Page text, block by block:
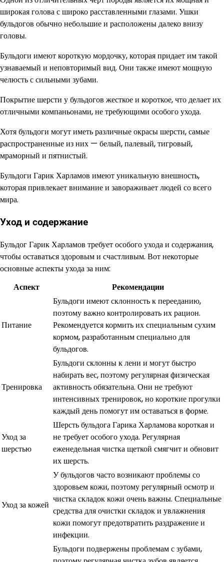
широкая голова с широко расставленными глазами. Ушки
бульдогов обычно небольшие и расположены далеко внизу
головы.
Бульдоги имеют короткую мордочку, которая придает им такой
узнаваемый и неповторимый вид. Они также имеют мощную
челюсть с сильными зубами.
Покрытие шерсти у бульдогов жесткое и короткое, что делает их
отличными компаньонами, не требующими особого ухода.
Хотя бульдоги могут иметь различные окрасы шерсти, самые
распространенные из них — белый, палевый, тигровый,
мраморный и пятнистый.
Бульдоги Гарик Харламов имеют уникальную внешность,
которая привлекает внимание и завораживает людей со всего
мира.
Уход и содержание
Бульдог Гарик Харламов требует особого ухода и содержания,
чтобы оставаться здоровым и счастливым. Вот некоторые
основные аспекты ухода за ним:
Аспект
Рекомендации
Питание
Бульдоги имеют склонность к перееданию,
поэтому важно контролировать их рацион.
Рекомендуется кормить их специальным сухим
кормом, разработанным специально для
бульдогов.
Тренировка
Бульдоги склонны к лени и могут быстро
набирать вес, поэтому регулярная физическая
активность обязательна. Они не требуют
интенсивных тренировок, но короткие прогулки
каждый день помогут им оставаться в форме.
Уход за
шерстью
Шерсть бульдога Гарика Харламова короткая и
не требует особого ухода. Регулярная
еженедельная чистка щеткой смягчит и обновит
их шерсть.
Уход за кожей
У бульдогов часто возникают проблемы со
здоровьем кожи, поэтому регулярный осмотр и
чистка складок кожи очень важны. Специальные
средства для очистки складок и увлажнения
кожи помогут предотвратить раздражение и
инфекции.
Бульдоги подвержены проблемам с зубами,